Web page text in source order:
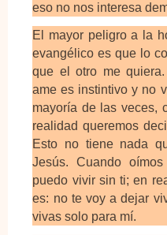
eso no nos interesa
El mayor peligro a la
evangélico es que lo
que el otro me
ame es instintivo y no
mayoría de las veces,
realidad queremos
Esto no tiene nada
Jesús. Cuando
puedo vivir sin ti; en
es: no te voy a dejar
vivas solo para mí.